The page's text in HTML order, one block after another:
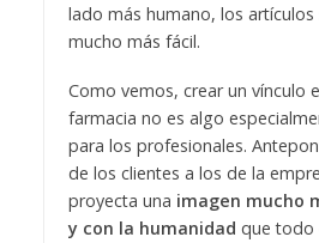
lado más humano, los artículos
mucho más fácil.
Como vemos, crear un vínculo
farmacia no es algo
para los profesionales.
de los clientes a los de la
proyecta una imagen mucho
y con la humanidad que todo